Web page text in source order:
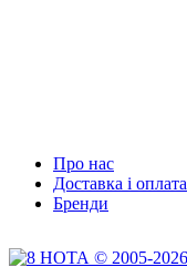
Про нас
Доставка і оплата
Бренди